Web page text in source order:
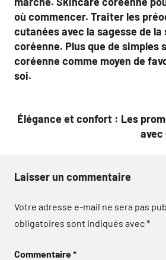
où commencer. Traiter les
cutanées avec la sagesse de
coréenne. Plus que de simples
coréenne comme moyen de
soi.
Élégance et confort : Les
avec
Laisser un commentaire
Votre adresse e-mail ne sera pas
obligatoires sont indiqués avec*
Commentaire*